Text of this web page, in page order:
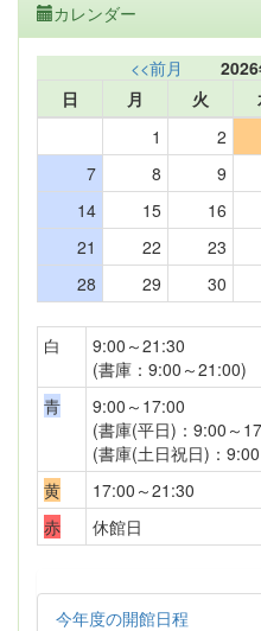
カレンダー
<<前月
日
月 火
1
2
7
8 9
14
15 16
21
22 23
28
29 30
白
9:00～21:30
(書庫：9:00～21:00)
青
9:00～17:00
(書庫(平日)：9:00～
(書庫(土日祝日)：
黄
17:00～21:30
赤
休館日
今年度の開館日程